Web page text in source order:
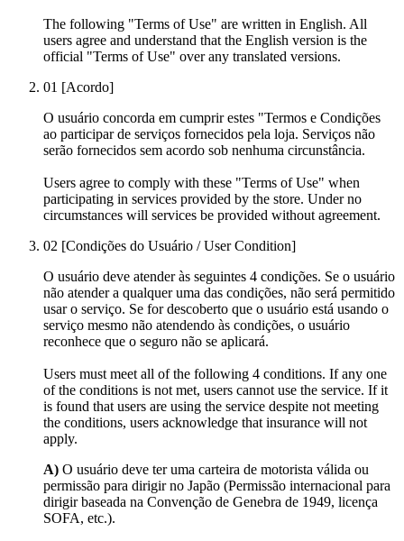
The following "Terms of Use" are written in English. All
users agree and understand that the English version is the
official "Terms of Use" over any translated versions.
01 [Acordo]
O usuário concorda em cumprir estes "Termos e Condições
ao participar de serviços fornecidos pela loja. Serviços não
serão fornecidos sem acordo sob nenhuma circunstância.
Users agree to comply with these "Terms of Use" when
participating in services provided by the store. Under no
circumstances will services be provided without agreement.
02 [Condições do Usuário / User Condition]
O usuário deve atender às seguintes 4 condições. Se o usuário
não atender a qualquer uma das condições, não será permitido
usar o serviço. Se for descoberto que o usuário está usando o
serviço mesmo não atendendo às condições, o usuário
reconhece que o seguro não se aplicará.
Users must meet all of the following 4 conditions. If any one
of the conditions is not met, users cannot use the service. If it
is found that users are using the service despite not meeting
the conditions, users acknowledge that insurance will not
apply.
A) O usuário deve ter uma carteira de motorista válida ou
permissão para dirigir no Japão (Permissão internacional para
dirigir baseada na Convenção de Genebra de 1949, licença
SOFA, etc.).